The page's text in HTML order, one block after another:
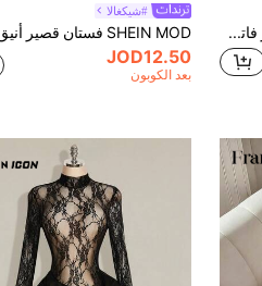
Aloruh فستان قصير أنيق أصفر فاتح بربطة عنق
#شيكغالا
JOD12.50
بعد الكوبون